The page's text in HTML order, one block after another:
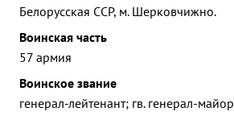
Белорусская ССР, м. Шерковчижно.
Воинская часть
57 армия
Воинское звание
генерал-лейтенант; гв. генерал-майор